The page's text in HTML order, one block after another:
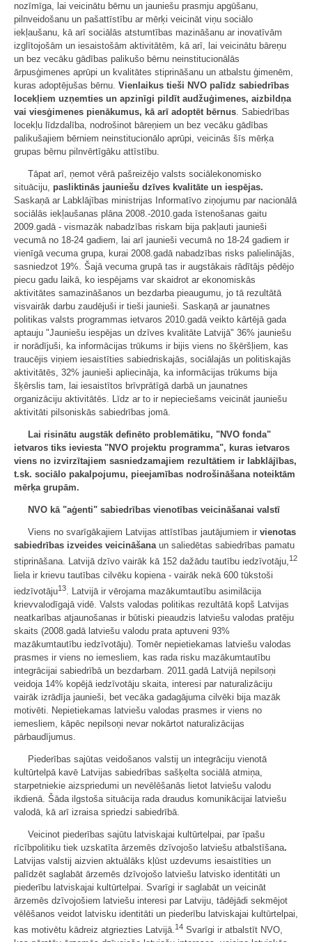
nozīmīga, lai veicinātu bērnu un jauniešu prasmju apgūšanu,
pilnveidošanu un pašattīstību ar mērķi veicināt viņu sociālo
iekļaušanu, kā arī sociālās atstumtības mazināšanu ar inovatīvām
izglītojošām un iesaistošām aktivitātēm, kā arī, lai veicinātu bāreņu
un bez vecāku gādības palikušo bērnu neinstitucionālās
ārpusģimenes aprūpi un kvalitātes stiprināšanu un atbalstu ģimenēm,
kuras adoptējušas bērnu. Vienlaikus tieši NVO palīdz sabiedrības
locekļiem uzņemties un apzinīgi pildīt audžuģimenes, aizbildņa
vai viesģimenes pienākumus, kā arī adoptēt bērnus. Sabiedrības
locekļu līdzdalība, nodrošinot bāreņiem un bez vecāku gādības
palikušajiem bērniem neinstitucionālo aprūpi, veicinās šīs mērķa
grupas bērnu pilnvērtīgāku attīstību.
Tāpat arī, ņemot vērā pašreizējo valsts sociālekonomisko
situāciju, pasliktinās jauniešu dzīves kvalitāte un iespējas.
Saskaņā ar Labklājības ministrijas Informatīvo ziņojumu par nacionālā
sociālās iekļaušanas plāna 2008.-2010.gada īstenošanas gaitu
2009.gadā - vismazāk nabadzības riskam bija pakļauti jaunieši
vecumā no 18-24 gadiem, lai arī jaunieši vecumā no 18-24 gadiem ir
vienīgā vecuma grupa, kurai 2008.gadā nabadzības risks palielinājās,
sasniedzot 19%. Šajā vecuma grupā tas ir augstākais rādītājs pēdējo
piecu gadu laikā, ko iespējams var skaidrot ar ekonomiskās
aktivitātes samazināšanos un bezdarba pieaugumu, jo tā rezultātā
visvairāk darbu zaudējuši ir tieši jaunieši. Saskaņā ar jaunatnes
politikas valsts programmas ietvaros 2010.gadā veikto kārtējā gada
aptauju "Jauniešu iespējas un dzīves kvalitāte Latvijā" 36% jauniešu
ir norādījuši, ka informācijas trūkums ir bijis viens no šķēršļiem, kas
traucējis viņiem iesaistīties sabiedriskajās, sociālajās un politiskajās
aktivitātēs, 32% jaunieši apliecināja, ka informācijas trūkums bija
šķērslis tam, lai iesaistītos brīvprātīgā darbā un jaunatnes
organizāciju aktivitātēs. Līdz ar to ir nepieciešams veicināt jauniešu
aktivitāti pilsoniskās sabiedrības jomā.
Lai risinātu augstāk definēto problemātiku, "NVO fonda"
ietvaros tiks ieviesta "NVO projektu programma", kuras ietvaros
viens no izvirzītajiem sasniedzamajiem rezultātiem ir labklājības,
t.sk. sociālo pakalpojumu, pieejamības nodrošināšana noteiktām
mērķa grupām.
NVO kā "aģenti" sabiedrības vienotības veicināšanai valstī
Viens no svarīgākajiem Latvijas attīstības jautājumiem ir vienotas
sabiedrības izveides veicināšanaun saliedētas sabiedrības pamatu
stiprināšana. Latvijā dzīvo vairāk kā 152 dažādu tautību iedzīvotāju,12
liela ir krievu tautības cilvēku kopiena - vairāk nekā 600 tūkstoši
iedzīvotāju13. Latvijā ir vērojama mazākumtautību asimilācija
krievvalodīgajā vidē. Valsts valodas politikas rezultātā kopš Latvijas
neatkarības atjaunošanas ir būtiski pieaudzis latviešu valodas pratēju
skaits (2008.gadā latviešu valodu prata aptuveni 93%
mazākumtautību iedzīvotāju). Tomēr nepietiekamas latviešu valodas
prasmes ir viens no iemesliem, kas rada risku mazākumtautību
integrācijai sabiedrībā un bezdarbam. 2011.gadā Latvijā nepilsoņi
veidoja 14% kopējā iedzīvotāju skaita, interesi par naturalizāciju
vairāk izrādīja jaunieši, bet vecāka gadagājuma cilvēki bija mazāk
motivēti. Nepietiekamas latviešu valodas prasmes ir viens no
iemesliem, kāpēc nepilsoņi nevar nokārtot naturalizācijas
pārbaudījumus.
Piederības sajūtas veidošanos valstij un integrāciju vienotā
kultūrtelpā kavē Latvijas sabiedrības sašķelta sociālā atmiņa,
starpetniekie aizspriedumi un nevēlēšanās lietot latviešu valodu
ikdienā. Šāda ilgstoša situācija rada draudus komunikācijai latviešu
valodā, kā arī izraisa spriedzi sabiedrībā.
Veicinot piederības sajūtu latviskajai kultūrtelpai, par īpašu
rīcībpolitiku tiek uzskatīta ārzemēs dzīvojošo latviešu atbalstīšana.
Latvijas valstij aizvien aktuālāks kļūst uzdevums iesaistīties un
palīdzēt saglabāt ārzemēs dzīvojošo latviešu latvisko identitāti un
piederību latviskajai kultūrtelpai. Svarīgi ir saglabāt un veicināt
ārzemēs dzīvojošiem latviešu interesi par Latviju, tādējādi sekmējot
vēlēšanos veidot latvisku identitāti un piederību latviskajai kultūrtelpai,
kas motivētu kādreiz atgriezties Latvijā.14 Svarīgi ir atbalstīt NVO,